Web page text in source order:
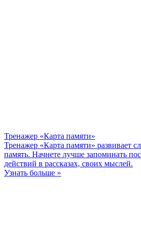
Тренажер «Карта памяти»
Тренажер «Карта памяти» развивает
память. Начнете лучше запоминать
действий в рассказах, своих мыслей.
Узнать больше »